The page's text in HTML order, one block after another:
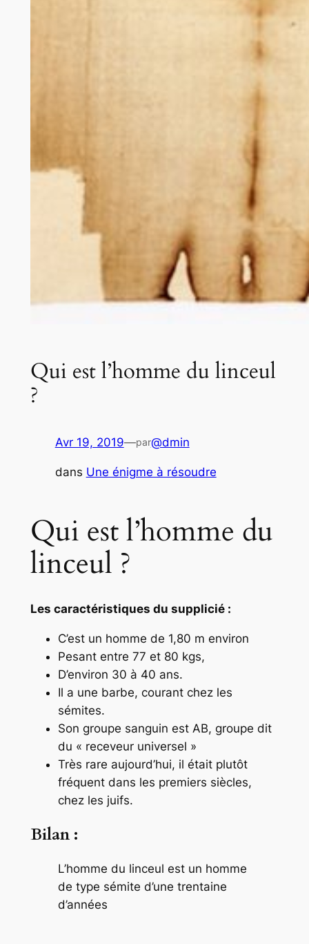
Qui est l’homme du linceul
?
Avr 19, 2019—par@dmin
dans Une énigme à résoudre
Qui est l’homme du
linceul ?
Les caractéristiques du supplicié :
C’est un homme de 1,80 m environ
Pesant entre 77 et 80 kgs,
D’environ 30 à 40 ans.
Il a une barbe, courant chez les
sémites.
Son groupe sanguin est AB, groupe dit
du « receveur universel »
Très rare aujourd’hui, il était plutôt
fréquent dans les premiers siècles,
chez les juifs.
Bilan :
L’homme du linceul est un homme
de type sémite d’une trentaine
d’années